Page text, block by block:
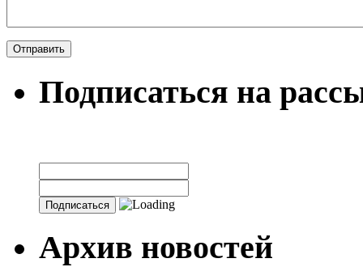
Подписаться на
Архив новостей